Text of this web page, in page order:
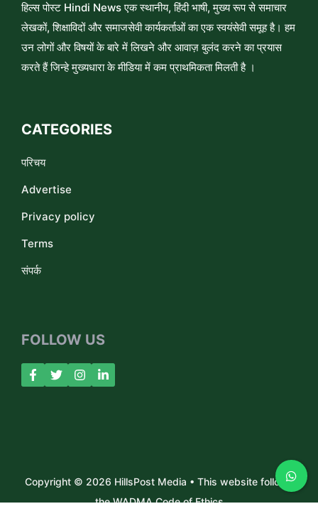
हिल्स पोस्ट Hindi News एक स्थानीय, हिंदी भाषी, मुख्य रूप से समाचार
लेखकों, शिक्षाविदों और समाजसेवी कार्यकर्ताओं का एक स्वयंसेवी समूह है। हम
उन लोगों और विषयों के बारे में लिखने और आवाज़ बुलंद करने का प्रयास
करते हैं जिन्हे मुख्यधारा के मीडिया में कम प्राथमिकता मिलती है ।
CATEGORIES
परिचय
Advertise
Privacy policy
Terms
संपर्क
FOLLOW US
Copyright © 2026 HillsPost Media • This website follows
the WADMA Code of Ethics